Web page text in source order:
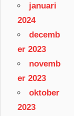
januari
2024
decemb
er 2023
novemb
er 2023
oktober
2023